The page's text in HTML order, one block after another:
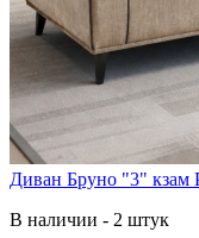
Диван Бруно "3" кзам
В наличии - 2 штук